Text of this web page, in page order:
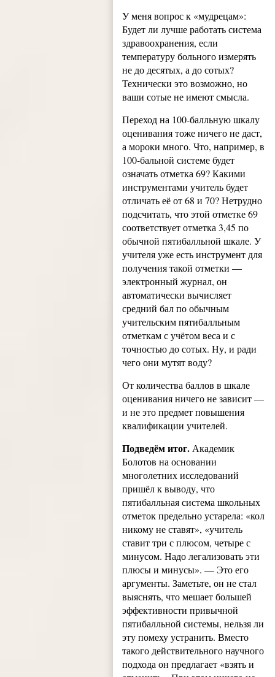
У меня вопрос к «мудрецам»:
Будет ли лучше работать система
здравоохранения, если
температуру больного измерять
не до десятых, а до сотых?
Технически это возможно, но
ваши сотые не имеют смысла.
Переход на 100-балльную шкалу
оценивания тоже ничего не даст,
а мороки много. Что, например, в
100-бальной системе будет
означать отметка 69? Какими
инструментами учитель будет
отличать её от 68 и 70? Нетрудно
подсчитать, что этой отметке 69
соответствует отметка 3,45 по
обычной пятибалльной шкале. У
учителя уже есть инструмент для
получения такой отметки —
электронный журнал, он
автоматически вычисляет
средний бал по обычным
учительским пятибалльным
отметкам с учётом веса и с
точностью до сотых. Ну, и ради
чего они мутят воду?
От количества баллов в шкале
оценивания ничего не зависит —
и не это предмет повышения
квалификации учителей.
Подведём итог. Академик
Болотов на основании
многолетних исследований
пришёл к выводу, что
пятибалльная система школьных
отметок предельно устарела: «кол
никому не ставят», «учитель
ставит три с плюсом, четыре с
минусом. Надо легализовать эти
плюсы и минусы». — Это его
аргументы. Заметьте, он не стал
выяснять, что мешает большей
эффективности привычной
пятибалльной системы, нельзя ли
эту помеху устранить. Вместо
такого действительного научного
подхода он предлагает «взять и